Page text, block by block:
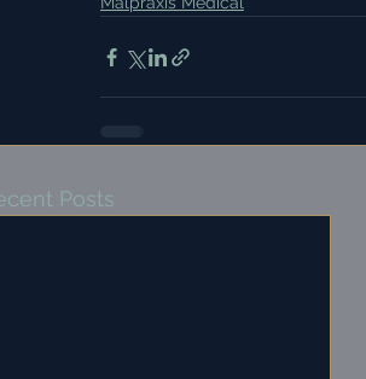
Posts